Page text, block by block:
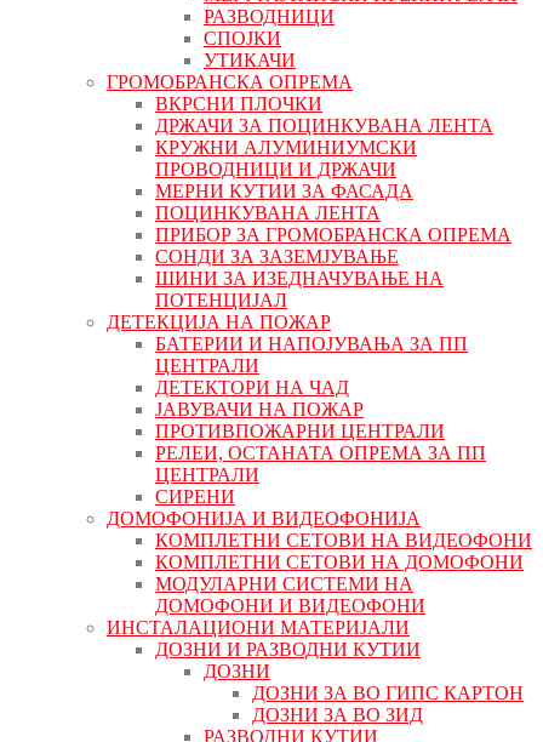
РАЗВОДНИЦИ
СПОЈКИ
УТИКАЧИ
ГРОМОБРАНСКА ОПРЕМА
ВКРСНИ ПЛОЧКИ
ДРЖАЧИ ЗА ПОЦИНКУВАНА ЛЕНТА
КРУЖНИ АЛУМИНИУМСКИ
ПРОВОДНИЦИ И ДРЖАЧИ
МЕРНИ КУТИИ ЗА ФАСАДА
ПОЦИНКУВАНА ЛЕНТА
ПРИБОР ЗА ГРОМОБРАНСКА ОПРЕМА
СОНДИ ЗА ЗАЗЕМЈУВАЊЕ
ШИНИ ЗА ИЗЕДНАЧУВАЊЕ НА
ПОТЕНЦИЈАЛ
ДЕТЕКЦИЈА НА ПОЖАР
БАТЕРИИ И НАПОЈУВАЊА ЗА ПП
ЦЕНТРАЛИ
ДЕТЕКТОРИ НА ЧАД
ЈАВУВАЧИ НА ПОЖАР
ПРОТИВПОЖАРНИ ЦЕНТРАЛИ
РЕЛЕИ, ОСТАНАТА ОПРЕМА ЗА ПП
ЦЕНТРАЛИ
СИРЕНИ
ДОМОФОНИЈА И ВИДЕОФОНИЈА
КОМПЛЕТНИ СЕТОВИ НА ВИДЕОФОНИ
КОМПЛЕТНИ СЕТОВИ НА ДОМОФОНИ
МОДУЛАРНИ СИСТЕМИ НА
ДОМОФОНИ И ВИДЕОФОНИ
ИНСТАЛАЦИОНИ МАТЕРИЈАЛИ
ДОЗНИ И РАЗВОДНИ КУТИИ
ДОЗНИ
ДОЗНИ ЗА ВО ГИПС КАРТОН
ДОЗНИ ЗА ВО ЗИД
РАЗВОДНИ КУТИИ